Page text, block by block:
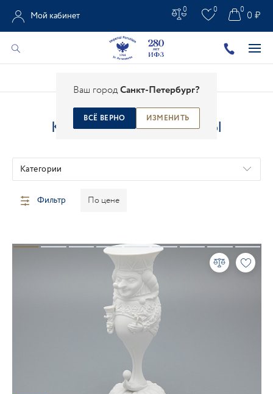
Ваш городСанкт-Петербург?
ВСЁ ВЕРНО ИЗМЕНИТЬ
Мой кабинет
0 0 0 ₽
0
КРЕАТИВНЫЕ ПРОЕКТЫ
Категории
Фильтр По цене